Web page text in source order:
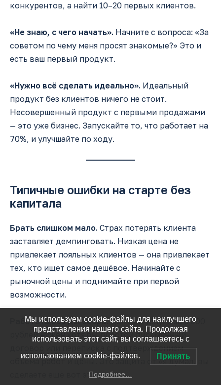
конкурентов, а найти 10–20 первых клиентов.
«Не знаю, с чего начать». Начните с вопроса: «За
советом по чему меня просят знакомые?» Это и
есть ваш первый продукт.
«Нужно всё сделать идеально». Идеальный
продукт без клиентов ничего не стоит.
Несовершенный продукт с первыми продажами
— это уже бизнес. Запускайте то, что работает на
70%, и улучшайте по ходу.
Типичные ошибки на старте без
капитала
Брать слишком мало. Страх потерять клиента
заставляет демпинговать. Низкая цена не
привлекает лояльных клиентов — она привлекает
тех, кто ищет самое дешёвое. Начинайте с
рыночной цены и поднимайте при первой
возможности.
Работать без договора.Даже на услуги за 3 000
рублей нужен хотя бы простой письменный
договор или переписка с подтверждением
объёма работ и цены. Это защита от «я думал, вы
сделаете ещё вот это».
Мы используем cookie-файлы для наилучшего
представления нашего сайта. Продолжая
использовать этот сайт, вы соглашаетесь с
использованием cookie-файлов. Принять
Подробнее…